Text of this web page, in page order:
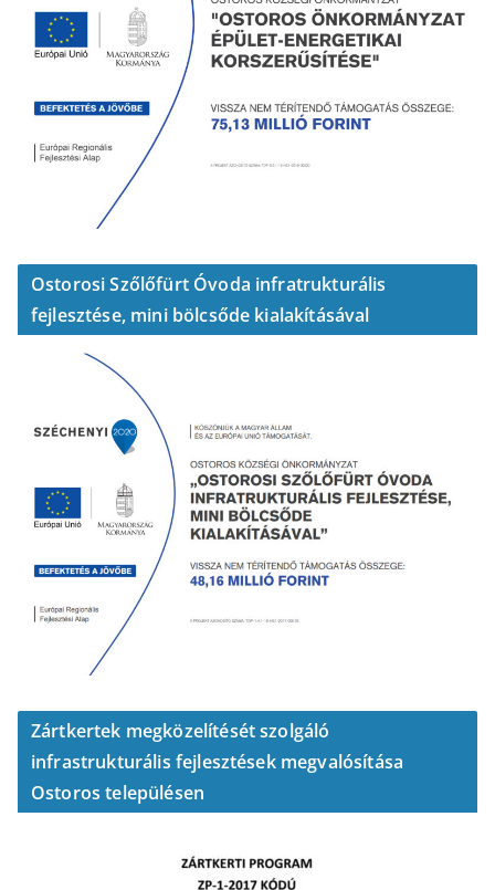
Ostorosi Szőlőfürt Óvoda infratrukturális
fejlesztése, mini bölcsőde kialakításával
Zártkertek megközelítését szolgáló
infrastrukturális fejlesztések megvalósítása
Ostoros településen